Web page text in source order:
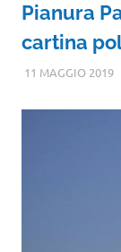
Pianura
cartina
11 MAGGIO 2019